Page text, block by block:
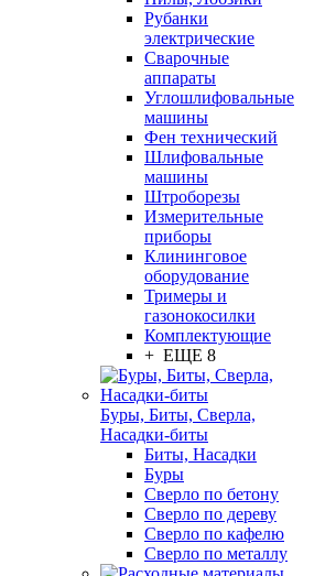
Рубанки
электрические
Сварочные
аппараты
Углошлифовальные
машины
Фен технический
Шлифовальные
машины
Штроборезы
Измерительные
приборы
Клининговое
оборудование
Тримеры и
газонокосилки
Комплектующие
+ ЕЩЕ 8
Буры, Биты, Сверла,
Насадки-биты
Биты, Насадки
Буры
Сверло по бетону
Сверло по дереву
Сверло по кафелю
Сверло по металлу